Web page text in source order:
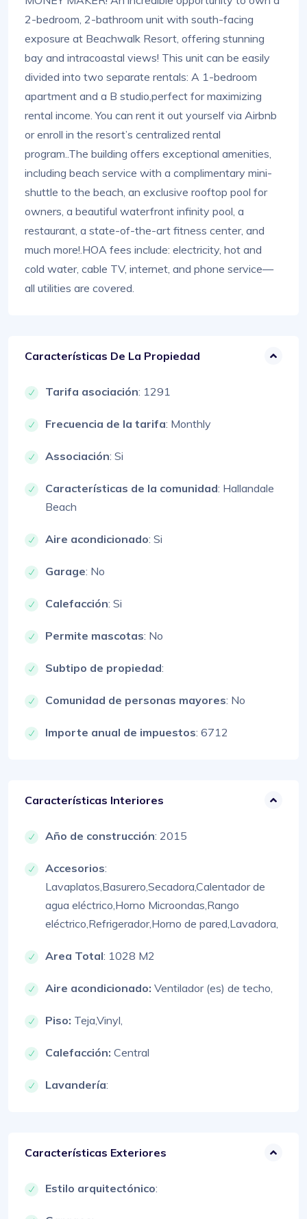
2-bedroom, 2-bathroom unit with south-facing
exposure at Beachwalk Resort, offering stunning
bay and intracoastal views! This unit can be easily
divided into two separate rentals: A 1-bedroom
apartment and a B studio,perfect for maximizing
rental income. You can rent it out yourself via Airbnb
or enroll in the resort’s centralized rental
program..The building offers exceptional amenities,
including beach service with a complimentary mini-
shuttle to the beach, an exclusive rooftop pool for
owners, a beautiful waterfront infinity pool, a
restaurant, a state-of-the-art fitness center, and
much more!.HOA fees include: electricity, hot and
cold water, cable TV, internet, and phone service—
all utilities are covered.
Características De La Propiedad
Tarifa asociación: 1291
Frecuencia de la tarifa: Monthly
Associación: Si
Características de la comunidad: Hallandale
Beach
Aire acondicionado: Si
Garage: No
Calefacción: Si
Permite mascotas: No
Subtipo de propiedad:
Comunidad de personas mayores: No
Importe anual de impuestos: 6712
Características Interiores
Año de construcción: 2015
Accesorios:
Lavaplatos,Basurero,Secadora,Calentador de
agua eléctrico,Horno Microondas,Rango
eléctrico,Refrigerador,Horno de pared,Lavadora,
Area Total: 1028 M2
Aire acondicionado: Ventilador (es) de techo,
Piso: Teja,Vinyl,
Calefacción: Central
Lavandería:
Características Exteriores
Estilo arquitectónico: